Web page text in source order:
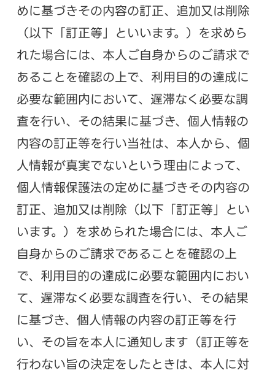
めに基づきその内容の訂正、追加又は削除
（以下「訂正等」といいます。）を求めら
れた場合には、本人ご自身からのご請求で
あることを確認の上で、利用目的の達成に
必要な範囲内において、遅滞なく必要な調
査を行い、その結果に基づき、個人情報の
内容の訂正等を行い当社は、本人から、個
人情報が真実でないという理由によって、
個人情報保護法の定めに基づきその内容の
訂正、追加又は削除（以下「訂正等」とい
います。）を求められた場合には、本人ご
自身からのご請求であることを確認の上
で、利用目的の達成に必要な範囲内におい
て、遅滞なく必要な調査を行い、その結果
に基づき、個人情報の内容の訂正等を行
い、その旨を本人に通知します（訂正等を
行わない旨の決定をしたときは、本人に対